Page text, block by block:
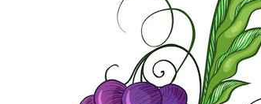
Trình tạo hình ảnh
Trình tạo video AI
Academy
Tài liệu
Hỗ trợ
Điều khoản sử
dụng